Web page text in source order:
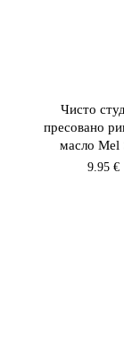
Чисто
пресовано
масло Mel
9.95€